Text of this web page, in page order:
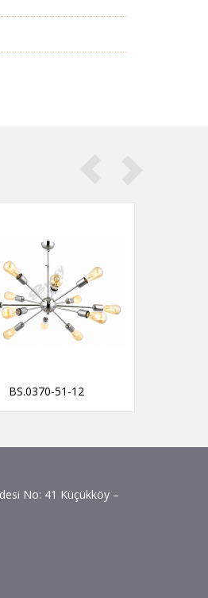
BS.0370-51-12
No: 41 Küçükköy –